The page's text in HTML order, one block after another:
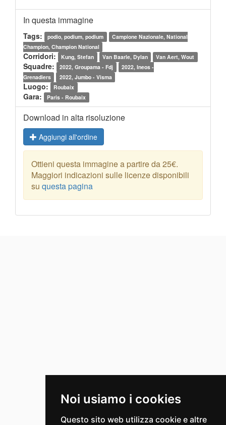
Noi usiamo i cookies
Questo sito web utilizza cookie e altre
In questa immagine
Tags: podio, podium, podium
Campione Nazionale, National
Champion, Champion National
Corridori: Kung, Stefan Van Baarle, Dylan Van Aert, Wout
Squadre: 2022, Groupama - Fdj
2022, Ineos -
Grenadiers
2022, Jumbo - Visma
Luogo: Roubaix
Gara: Paris - Roubaix
Download in alta risoluzione
Aggiungi all'ordine
Ottieni questa immagine a partire da 25€.
Maggiori indicazioni sulle licenze disponibili
su questa pagina